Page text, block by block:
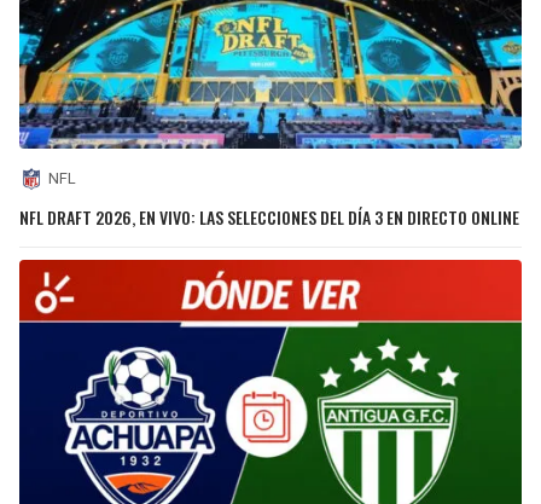
NFL
NFL DRAFT 2026, EN VIVO: LAS SELECCIONES DEL DÍA 3 EN DIRECTO ONLINE